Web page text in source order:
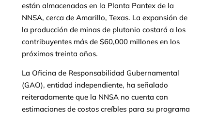
están almacenadas en la Planta Pantex de la
NNSA, cerca de Amarillo, Texas. La expansión de
la producción de minas de plutonio costará a los
contribuyentes más de $60,000 millones en los
próximos treinta años.
La Oficina de Responsabilidad Gubernamental
(GAO), entidad independiente, ha señalado
reiteradamente que la NNSA no cuenta con
estimaciones de costos creíbles para su programa